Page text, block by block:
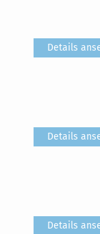
Details
Details
Details